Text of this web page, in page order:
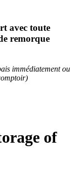
avec toute
remorque
immédiatement ou
of